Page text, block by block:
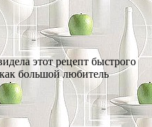
этот рецепт быстрого
большой любитель